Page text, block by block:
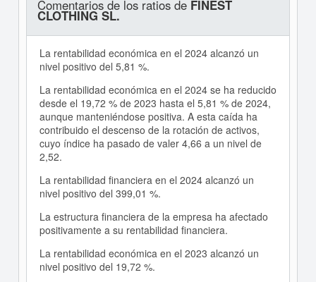
Comentarios de los ratios de FINEST
CLOTHING SL.
La rentabilidad económica en el 2024 alcanzó un
nivel positivo del 5,81 %.
La rentabilidad económica en el 2024 se ha reducido
desde el 19,72 % de 2023 hasta el 5,81 % de 2024,
aunque manteniéndose positiva. A esta caída ha
contribuido el descenso de la rotación de activos,
cuyo índice ha pasado de valer 4,66 a un nivel de
2,52.
La rentabilidad financiera en el 2024 alcanzó un
nivel positivo del 399,01 %.
La estructura financiera de la empresa ha afectado
positivamente a su rentabilidad financiera.
La rentabilidad económica en el 2023 alcanzó un
nivel positivo del 19,72 %.